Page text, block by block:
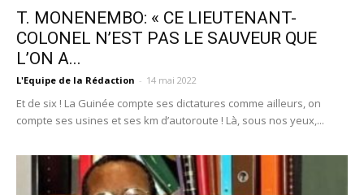
T. MONENEMBO: « CE LIEUTENANT-
COLONEL N’EST PAS LE SAUVEUR QUE
L’ON A...
L'Equipe de la Rédaction - 14 mai 2022
Et de six ! La Guinée compte ses dictatures comme ailleurs, on
compte ses usines et ses km d’autoroute ! Là, sous nos yeux,...